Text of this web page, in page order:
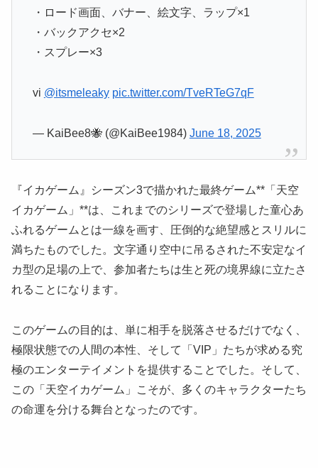
・ロード画面、バナー、絵文字、ラップ×1
・バックアクセ×2
・スプレー×3
vi @itsmeleaky pic.twitter.com/TveRTeG7qF
— KaiBee8🐝 (@KaiBee1984) June 18, 2025
『イカゲーム』シーズン3で描かれた最終ゲーム**「天空
イカゲーム」**は、これまでのシリーズで登場した童心あ
ふれるゲームとは一線を画す、圧倒的な絶望感とスリルに
満ちたものでした。文字通り空中に吊るされた不安定なイ
カ型の足場の上で、参加者たちは生と死の境界線に立たさ
れることになります。
このゲームの目的は、単に相手を脱落させるだけでなく、
極限状態での人間の本性、そして「VIP」たちが求める究
極のエンターテイメントを提供することでした。そして、
この「天空イカゲーム」こそが、多くのキャラクターたち
の命運を分ける舞台となったのです。